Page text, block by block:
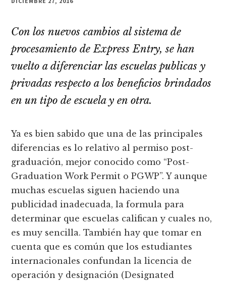
Con los nuevos cambios al sistema de
procesamiento de Express Entry, se han
vuelto a diferenciar las escuelas publicas y
privadas respecto a los beneficios brindados
en un tipo de escuela y en otra.
Ya es bien sabido que una de las principales
diferencias es lo relativo al permiso post-
graduación, mejor conocido como “Post-
Graduation Work Permit o PGWP”. Y aunque
muchas escuelas siguen haciendo una
publicidad inadecuada, la formula para
determinar que escuelas califican y cuales no,
es muy sencilla. También hay que tomar en
cuenta que es común que los estudiantes
internacionales confundan la licencia de
operación y designación (Designated